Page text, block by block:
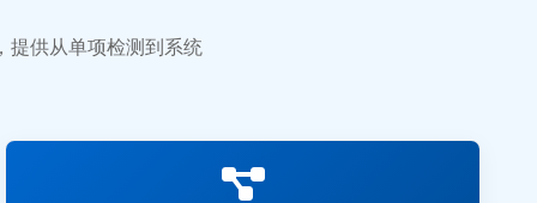
提供从单项检测到系统